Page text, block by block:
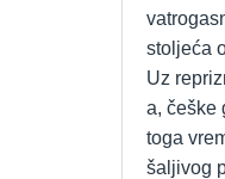
stoljeća
Uz
a, češke
toga
šaljivog